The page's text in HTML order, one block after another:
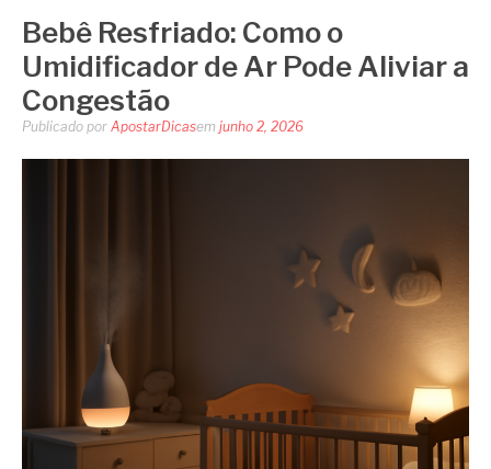
Bebê Resfriado: Como o
Umidificador de Ar Pode Aliviar a
Congestão
Publicado por ApostarDicasem junho 2, 2026